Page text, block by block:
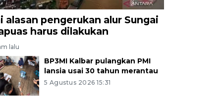
alasan pengerukan alur Sungai
harus dilakukan
lalu
BP3MI Kalbar pulangkan PMI
lansia usai 30 tahun merantau
5 Agustus 2026 15:31